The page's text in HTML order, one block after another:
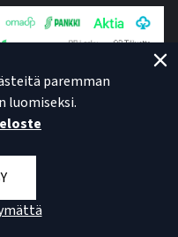
paremman
luomiseksi.